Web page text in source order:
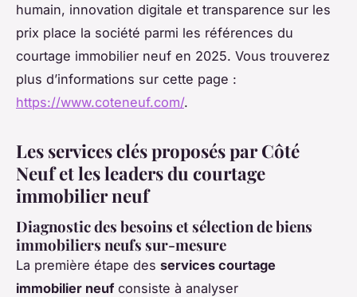
humain, innovation digitale et transparence sur les
prix place la société parmi les références du
courtage immobilier neuf en 2025. Vous trouverez
plus d’informations sur cette page :
https://www.coteneuf.com/.
Les services clés proposés par Côté
Neuf et les leaders du courtage
immobilier neuf
Diagnostic des besoins et sélection de biens
immobiliers neufs sur-mesure
La première étape des services courtage
immobilier neufconsiste à analyser